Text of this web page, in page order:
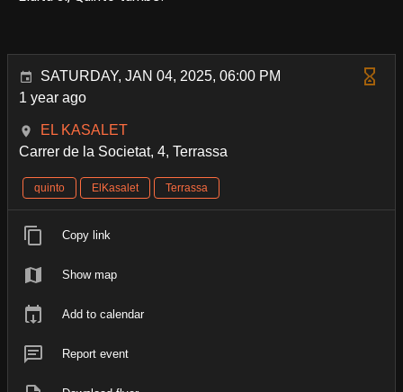
SATURDAY, JAN 04, 2025, 06:00 PM
1 year ago
EL KASALET
Carrer de la Societat, 4, Terrassa
quinto ElKasalet Terrassa
Copy link
Show map
Add to calendar
Report event